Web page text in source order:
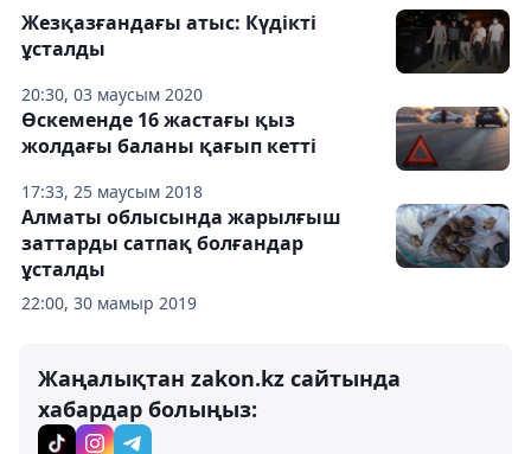
20:30, 03 маусым 2020
Жезқазғандағы атыс: Күдікті
ұсталды
17:33, 25 маусым 2018
Өскеменде 16 жастағы қыз
жолдағы баланы қағып кетті
22:00, 30 мамыр 2019
Алматы облысында жарылғыш
заттарды сатпақ болғандар
ұсталды
Жаңалықтан zakon.kz сайтында
хабардар болыңыз: